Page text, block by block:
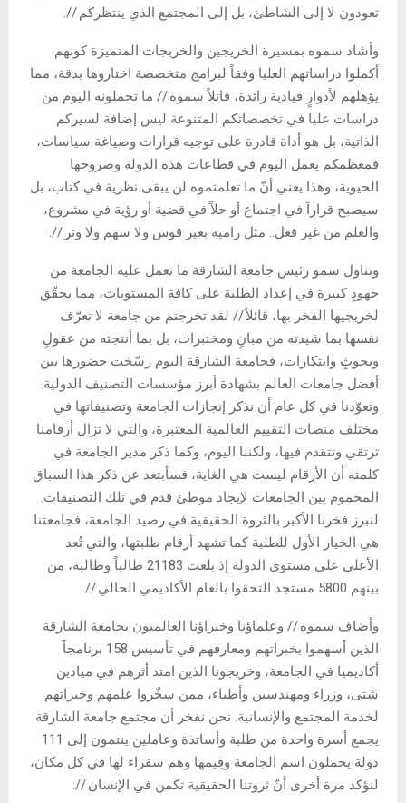
تعودون لا إلى الشاطئ، بل إلى المجتمع الذي ينتظركم //.
وأشاد سموه بمسيرة الخريجين والخريجات المتميزة كونهم
أكملوا دراساتهم العليا وفقاً لبرامج متخصصة اختاروها بدقة، مما
يؤهلهم لأدوارٍ قيادية رائدة، قائلاً سموه // ما تحملونه اليوم من
دراسات عليا في تخصصاتكم المتنوعة ليس إضافة لسيركم
الذاتية، بل هو أداة قادرة على توجيه قرارات وصياغة سياسات،
فمعظمكم يعمل اليوم في قطاعات هذه الدولة وصروحها
الحيوية، وهذا يعني أنّ ما تعلمتموه لن يبقى نظرية في كتاب، بل
سيصبح قراراً في اجتماع أو حلاً في قضية أو رؤية في مشروع،
والعلم من غير فعل.. مثل رامية بغير قوس ولا سهم ولا وتر //.
وتناول سمو رئيس جامعة الشارقة ما تعمل عليه الجامعة من
جهودٍ كبيرة في إعداد الطلبة على كافة المستويات، مما يحقّق
لخريجيها الفخر بها، قائلاً // لقد تخرجتم من جامعة لا تعرّف
نفسها بما شيدته من مبانٍ ومختبرات، بل بما أنتجته من عقولٍ
وبحوثٍ وابتكارات، فجامعة الشارقة اليوم رسّخت حضورها بين
أفضل جامعات العالم بشهادة أبرز مؤسسات التصنيف الدولية.
وتعوّدنا في كل عام أن نذكر إنجازات الجامعة وتصنيفاتها في
مختلف منصات التقييم العالمية المعتبرة، والتي لا تزال أرقامنا
ترتقي وتتقدم فيها، ولكننا اليوم، وكما ذكر مدير الجامعة في
كلمته أن الأرقام ليست هي الغاية، فسأبتعد عن ذكر هذا السباق
المحموم بين الجامعات لإيجاد موطئ قدم في تلك التصنيفات.
لنبرز فخرنا الأكبر بالثروة الحقيقية في رصيد الجامعة، فجامعتنا
هي الخيار الأول للطلبة كما تشهد أرقام طلبتها، والتي تُعد
الأعلى على مستوى الدولة إذ بلغت 21183 طالباً وطالبة، من
بينهم 5800 مستجد التحقوا بالعام الأكاديمي الحالي //.
وأضاف سموه // وعلماؤنا وخبراؤنا العالميون بجامعة الشارقة
الذين أسهموا بخبراتهم ومعارفهم في تأسيس 158 برنامجاً
أكاديميا في الجامعة، وخريجونا الذين امتد أثرهم في ميادين
شتى، وزراء ومهندسين وأطباء، ممن سخّروا علمهم وخبراتهم
لخدمة المجتمع والإنسانية. نحن نفخر أن مجتمع جامعة الشارقة
يجمع أسرة واحدة من طلبة وأساتذة وعاملين ينتمون إلى 111
دولة يحملون اسم الجامعة وقِيمها وهم سفراء لها في كل مكان،
لنؤكد مرة أخرى أنّ ثروتنا الحقيقية تكمن في الإنسان //.